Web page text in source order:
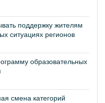
поддержку жителям
ситуациях регионов
образовательных
смена категорий